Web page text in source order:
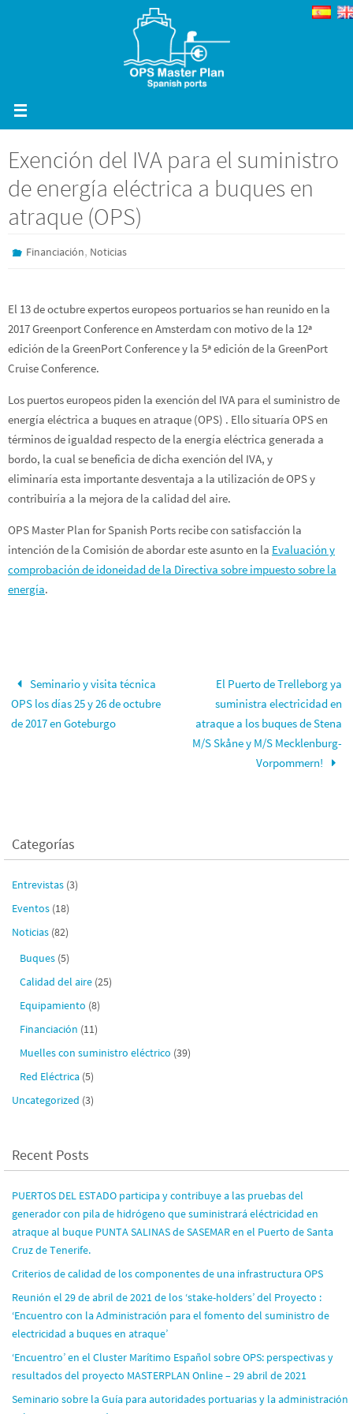
Exención del IVA para el suministro
de energía eléctrica a buques en
atraque (OPS)
Financiación, Noticias
El 13 de octubre expertos europeos portuarios se han reunido en la
2017 Greenport Conference en Amsterdam con motivo de la 12ª
edición de la GreenPort Conference y la 5ª edición de la GreenPort
Cruise Conference.
Los puertos europeos piden la exención del IVA para el suministro de
energía eléctrica a buques en atraque (OPS) . Ello situaría OPS en
términos de igualdad respecto de la energía eléctrica generada a
bordo, la cual se beneficia de dicha exención del IVA, y
eliminaría esta importante desventaja a la utilización de OPS y
contribuiría a la mejora de la calidad del aire.
OPS Master Plan for Spanish Ports recibe con satisfacción la
intención de la Comisión de abordar este asunto en la Evaluación y
comprobación de idoneidad de la Directiva sobre impuesto sobre la
energía.
Seminario y visita técnica
OPS los días 25 y 26 de octubre
de 2017 en Goteburgo
El Puerto de Trelleborg ya
suministra electricidad en
atraque a los buques de Stena
M/S Skåne y M/S Mecklenburg-
Vorpommern!
Categorías
Entrevistas (3)
Eventos (18)
Noticias (82)
Buques (5)
Calidad del aire (25)
Equipamiento (8)
Financiación (11)
Muelles con suministro eléctrico (39)
Red Eléctrica (5)
Uncategorized (3)
Recent Posts
PUERTOS DEL ESTADO participa y contribuye a las pruebas del
generador con pila de hidrógeno que suministrará eléctricidad en
atraque al buque PUNTA SALINAS de SASEMAR en el Puerto de Santa
Cruz de Tenerife.
Criterios de calidad de los componentes de una infrastructura OPS
Reunión el 29 de abril de 2021 de los ‘stake-holders’ del Proyecto :
‘Encuentro con la Administración para el fomento del suministro de
electricidad a buques en atraque’
‘Encuentro’ en el Cluster Marítimo Español sobre OPS: perspectivas y
resultados del proyecto MASTERPLAN Online – 29 abril de 2021
Seminario sobre la Guía para autoridades portuarias y la administración